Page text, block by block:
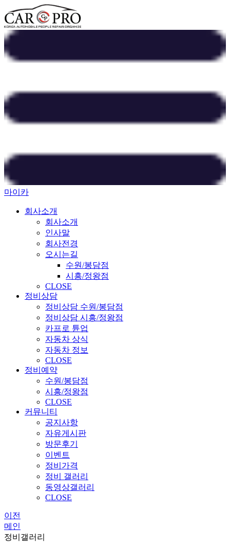
마이카
회사소개
회사소개
인사말
회사전경
오시는길
수원/봉담점
시흥/정왕점
CLOSE
정비상담
정비상담 수원/봉담점
정비상담 시흥/정왕점
카프로 튠업
자동차 상식
자동차 정보
CLOSE
정비예약
수원/봉담점
시흥/정왕점
CLOSE
커뮤니티
공지사항
자유게시판
방문후기
이벤트
정비가격
정비 갤러리
동영상갤러리
CLOSE
이전
메인
정비갤러리